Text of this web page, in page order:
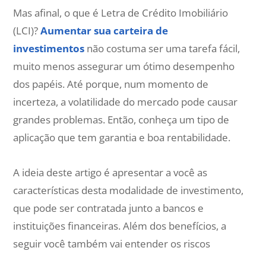
Mas afinal, o que é Letra de Crédito Imobiliário
(LCI)?Aumentar sua carteira de
investimentos não costuma ser uma tarefa fácil,
muito menos assegurar um ótimo desempenho
dos papéis. Até porque, num momento de
incerteza, a volatilidade do mercado pode causar
grandes problemas. Então, conheça um tipo de
aplicação que tem garantia e boa rentabilidade.
A ideia deste artigo é apresentar a você as
características desta modalidade de investimento,
que pode ser contratada junto a bancos e
instituições financeiras. Além dos benefícios, a
seguir você também vai entender os riscos